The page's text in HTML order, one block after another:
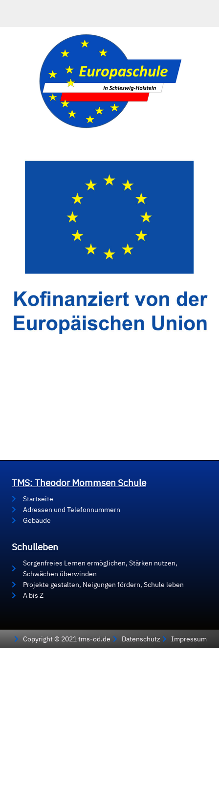
TMS: Theodor Mommsen Schule
Startseite
Adressen und Telefonnummern
Gebäude
Schulleben
Sorgenfreies Lernen ermöglichen, Stärken nutzen,
Schwächen überwinden
Projekte gestalten, Neigungen fördern, Schule leben
A bis Z
Copyright © 2021 tms-od.de Datenschutz Impressum